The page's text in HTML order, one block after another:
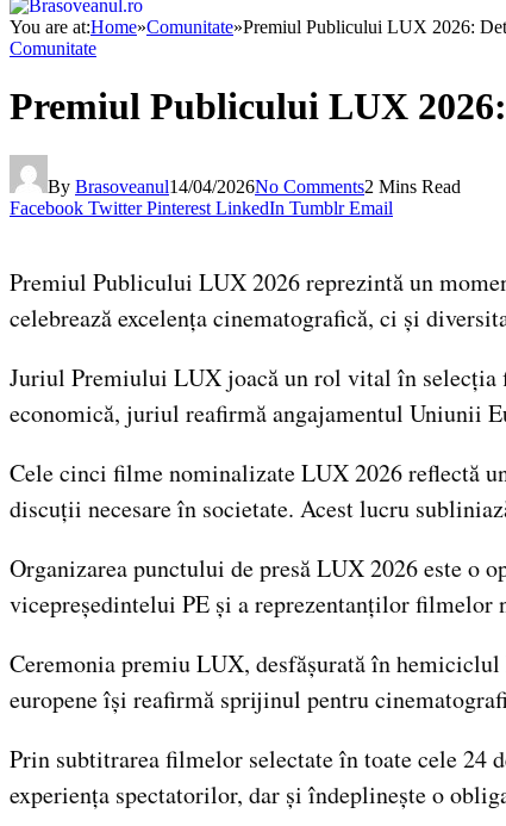
You are at:Home»Comunitate»Premiul Publicului LUX 2026:
Comunitate
Premiul Publicului LUX
By Brasoveanul14/04/2026No Comments2 Mins Read
Facebook Twitter Pinterest LinkedIn Tumblr Email
Premiul Publicului LUX 2026 reprezintă un
celebrează excelența cinematografică, ci și
Juriul Premiului LUX joacă un rol vital în selecția
economică, juriul reafirmă angajamentul Uniunii
Cele cinci filme nominalizate LUX 2026 reflectă
discuții necesare în societate. Acest lucru
Organizarea punctului de presă LUX 2026 este o
vicepreședintelui PE și a reprezentanților
Ceremonia premiu LUX, desfășurată în
europene își reafirmă sprijinul pentru
Prin subtitrarea filmelor selectate în toate cele 24
experiența spectatorilor, dar și îndeplinește o